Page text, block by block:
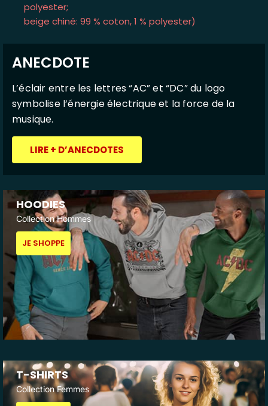
polyester;
beige chiné: 99 % coton, 1 % polyester)
ANECDOTE
L’éclair entre les lettres “AC” et “DC” du logo
symbolise l’énergie électrique et la force de la
musique.
LIRE + D’ANECDOTES
HOODIES
Collection Hommes
JE SHOPPE
T-SHIRTS
Collection Femmes